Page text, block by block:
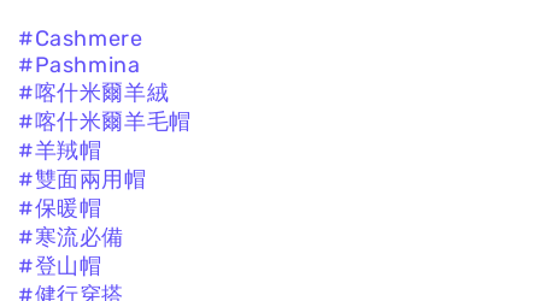
#Cashmere
#Pashmina
#喀什米爾羊絨
#喀什米爾羊毛帽
#羊羢帽
#雙面兩用帽
#保暖帽
#寒流必備
#登山帽
#健行穿搭